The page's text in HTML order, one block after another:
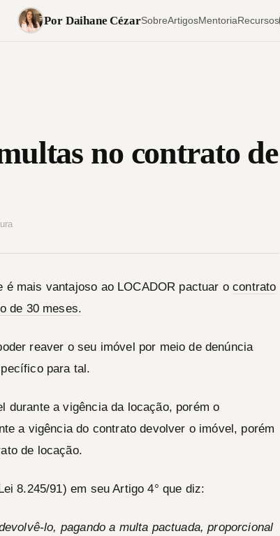
Por Daihane CézarSobreArtigosMentoriaRecursos
no contrato de
é mais vantajoso ao LOCADOR pactuar ocontrato
de 30 meses.
reaver o seu imóvel por meio de denúncia
para tal.
durante a vigência da locação, porém o
a vigência do contrato devolver o imóvel, porém
de locação.
8.245/91) em seu Artigo 4° que diz:
lo, pagando a multa pactuada, proporcional